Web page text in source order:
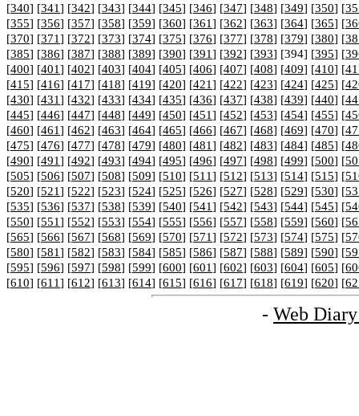
[340] [341] [342] [343] [344] [345] [346] [347] [348] [349] [350] [
[355] [356] [357] [358] [359] [360] [361] [362] [363] [364] [365] [
[370] [371] [372] [373] [374] [375] [376] [377] [378] [379] [380] [
[385] [386] [387] [388] [389] [390] [391] [392] [393] [394] [395] [
[400] [401] [402] [403] [404] [405] [406] [407] [408] [409] [410] [
[415] [416] [417] [418] [419] [420] [421] [422] [423] [424] [425] [
[430] [431] [432] [433] [434] [435] [436] [437] [438] [439] [440] [
[445] [446] [447] [448] [449] [450] [451] [452] [453] [454] [455] [
[460] [461] [462] [463] [464] [465] [466] [467] [468] [469] [470] [
[475] [476] [477] [478] [479] [480] [481] [482] [483] [484] [485] [
[490] [491] [492] [493] [494] [495] [496] [497] [498] [499] [500] [
[505] [506] [507] [508] [509] [510] [511] [512] [513] [514] [515] [
[520] [521] [522] [523] [524] [525] [526] [527] [528] [529] [530] [
[535] [536] [537] [538] [539] [540] [541] [542] [543] [544] [545] [
[550] [551] [552] [553] [554] [555] [556] [557] [558] [559] [560] [
[565] [566] [567] [568] [569] [570] [571] [572] [573] [574] [575] [
[580] [581] [582] [583] [584] [585] [586] [587] [588] [589] [590] [
[595] [596] [597] [598] [599] [600] [601] [602] [603] [604] [605] [
[610] [611] [612] [613] [614] [615] [616] [617] [618] [619] [620] [
- Web